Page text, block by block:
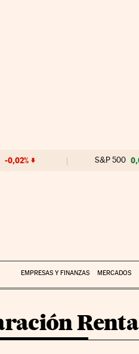
-0,02% S&P 500
EMPRESAS Y FINANZAS MERCADOS
Renta